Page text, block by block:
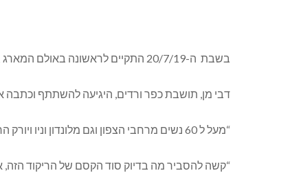
בשבת ה-20/7/19 התקיים לראשונה באולם המארג בכפר ורדים אירוע NIA עם צוות של שש מורות ניה מהמובילות בתחומן שחברו יחד והעבירו קסם בתנועה.
דבי מן, תושבת כפר ורדים, היגיעה להשתתף
“מעל ל 60 נשים מרחבי הצפון וגם מלונדון וניו ויורק הרחוקות, הגיעו לרקוד יחד ניה, והחיבור הזה היה מופלא!
“קשה להסביר מה בדיוק סוד הקסם של הריקוד הזה,